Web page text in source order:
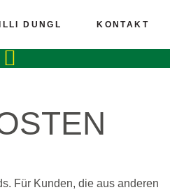
DUNGL KONTAKT
Für Kunden, die aus anderen